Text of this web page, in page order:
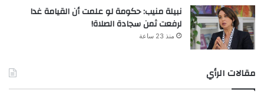
نبيلة منيب: حكومة لو علمت أن القيامة غدا
لرفعت ثمن سجادة الصلاة!
منذ 23 ساعة
مقالات الرأي